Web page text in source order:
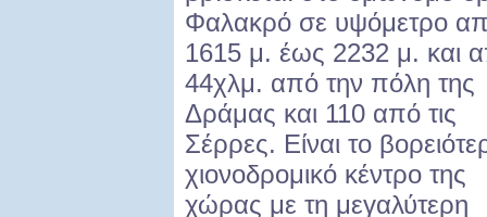
Φαλακρό σε υψόμετρο
1615 μ. έως 2232 μ. και
44χλμ. από την πόλη της
Δράμας και 110 από τις
Σέρρες. Eίναι το
χιονοδρομικό κέντρο της
χώρας με τη μεγαλύτερη